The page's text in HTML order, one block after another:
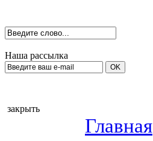
Наша рассылка
закрыть
Главная